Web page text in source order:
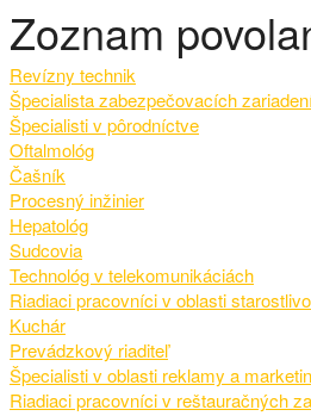
Zoznam
Revízny technik
Špecialista zabezpečovacích
Špecialisti v pôrodníctve
Oftalmológ
Čašník
Procesný inžinier
Hepatológ
Sudcovia
Technológ v telekomunikáciách
Riadiaci pracovníci v oblasti
Kuchár
Prevádzkový riaditeľ
Špecialisti v oblasti reklamy a
Riadiaci pracovníci v reštauračných